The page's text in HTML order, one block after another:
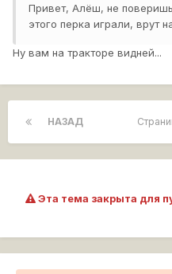
Привет, Алёш, не
этого перка играли, врут
Ну вам на тракторе видней...
НАЗАД
Эта тема закрыта для